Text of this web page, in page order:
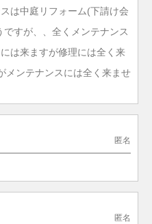
は中庭リフォーム(下請け会
すが、、全くメンテナンス
は来ますが修理には全く来
メンテナンスには全く来ませ
匿名
匿名